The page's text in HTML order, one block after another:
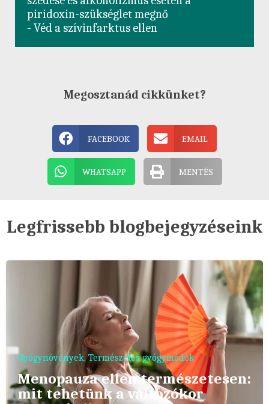
piridoxin-szükséglet megnő
- Véd a szívinfarktus ellen
Megosztanád cikkünket?
FACEBOOK EMAIL
WHATSAPP MENTÉS
Legfrissebb blogbejegyzéseink
Gyógynövények,Természetes gyógymódok
Menopauza ellen természetesen:
mit tehetünk a változókor